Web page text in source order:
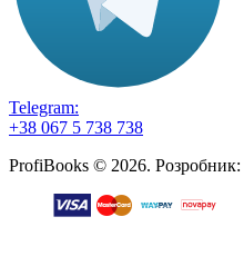
Telegram:
+38 067 5 738 738
ProfiBooks © 2026. Розробник: